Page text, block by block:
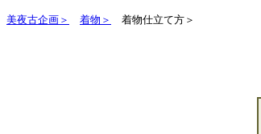
美夜古企画＞ 着物＞ 着物仕立て方＞